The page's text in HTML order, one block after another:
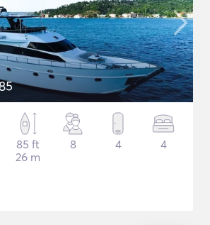
85
85 ft
26 m
8 4 4